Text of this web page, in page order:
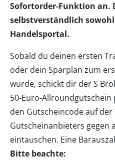
Sofortorder-Funktion an.
selbstverständlich
Handelsportal.
Sobald du deinen ersten
oder dein Sparplan zum
wurde, schickt dir der S
50-Euro-Allroundgutschein
den Gutscheincode auf der
Gutscheinanbieters gegen
eintauschen. Eine
Bitte beachte: